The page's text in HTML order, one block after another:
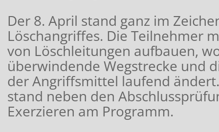
Der 8. April stand ganz im
Löschangriffes. Die Teilnehmer
von Löschleitungen aufbauen,
überwindende Wegstrecke und
der Angriffsmittel laufend
stand neben den
Exerzieren am Programm.